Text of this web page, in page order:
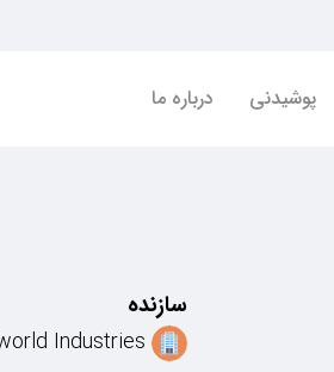
پوشیدنی درباره ما
سازنده